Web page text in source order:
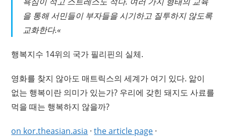
을 통해 서민들이 부자들을 시기하고 질투하지 않도록
교화한다.«
행복지수 14위의 국가 필리핀의 실체.
영화를 찾지 않아도 매트릭스의 세계가 여기 있다. 앎이
없는 행복이란 의미가 있는가? 우리에 갖힌 돼지도 사료를
먹을 때는 행복하지 않을까?
on kor.theasian.asia ·the article page ·